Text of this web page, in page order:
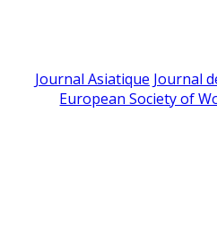
Journal Asiatique Journal
European Society of